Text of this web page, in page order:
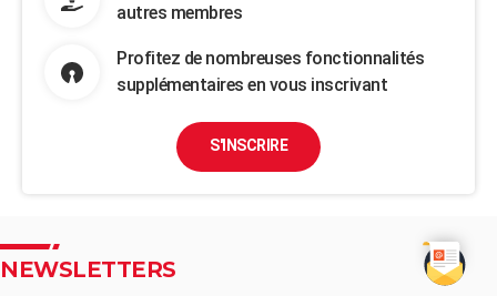
autres membres
Profitez de nombreuses fonctionnalités
supplémentaires en vous inscrivant
S'INSCRIRE
NEWSLETTERS